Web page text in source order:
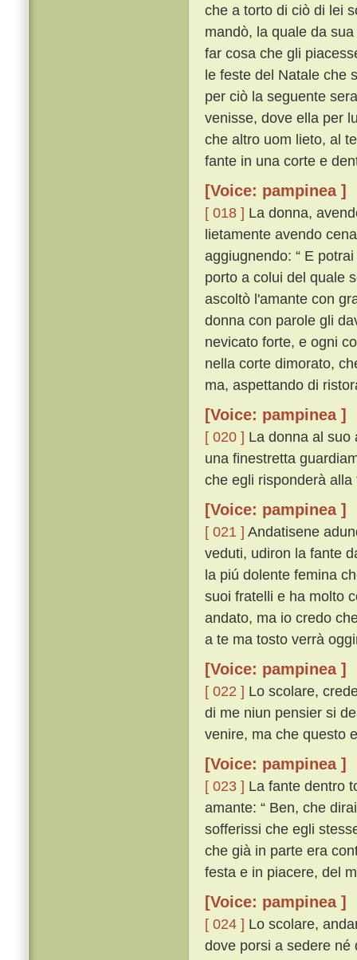
che a torto di ciò di lei
mandò, la quale da
far cosa che gli
le feste del Natale che
per ciò la seguente
venisse, dove ella per
che altro uom lieto, al
fante in una corte e
[Voice: pampinea ]
[ 018 ] La donna,
lietamente avendo
aggiugnendo: “ E
porto a colui del quale
ascoltò l'amante con
donna con parole gli
nevicato forte, e ogni
nella corte dimorato,
ma, aspettando di
[Voice: pampinea ]
[ 020 ] La donna al suo
una finestretta
che egli risponderà
[Voice: pampinea ]
[ 021 ] Andatisene
veduti, udiron la fante
la piú dolente femina
suoi fratelli e ha molto
andato, ma io credo
a te ma tosto verrà
[Voice: pampinea ]
[ 022 ] Lo scolare,
di me niun pensier si
venire, ma che questo
[Voice: pampinea ]
[ 023 ] La fante dentro
amante: “ Ben, che
sofferissi che egli
che già in parte era
festa e in piacere, del
[Voice: pampinea ]
[ 024 ] Lo scolare,
dove porsi a sedere né